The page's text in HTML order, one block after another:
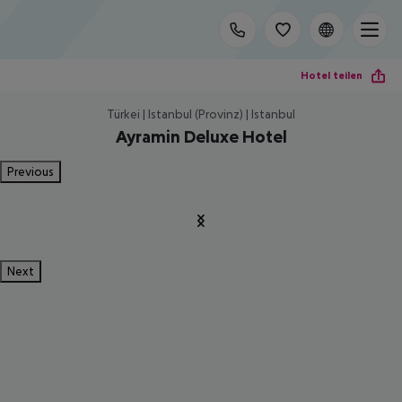
Hotel teilen
Türkei | Istanbul (Provinz) | Istanbul
Ayramin Deluxe Hotel
Previous
Next